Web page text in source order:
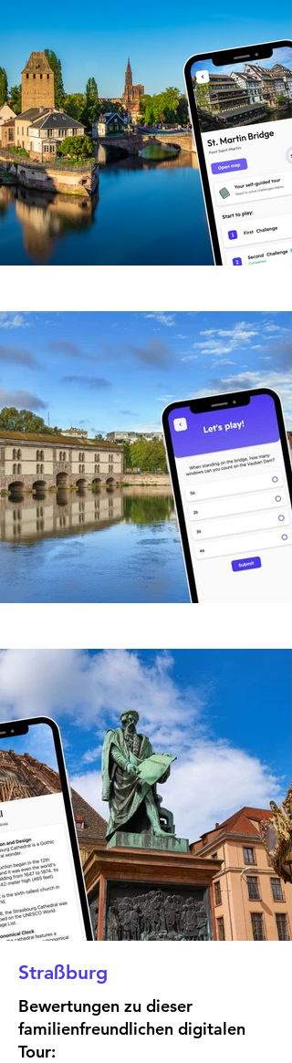
Straßburg
Bewertungen zu dieser
familienfreundlichen digitalen
Tour: